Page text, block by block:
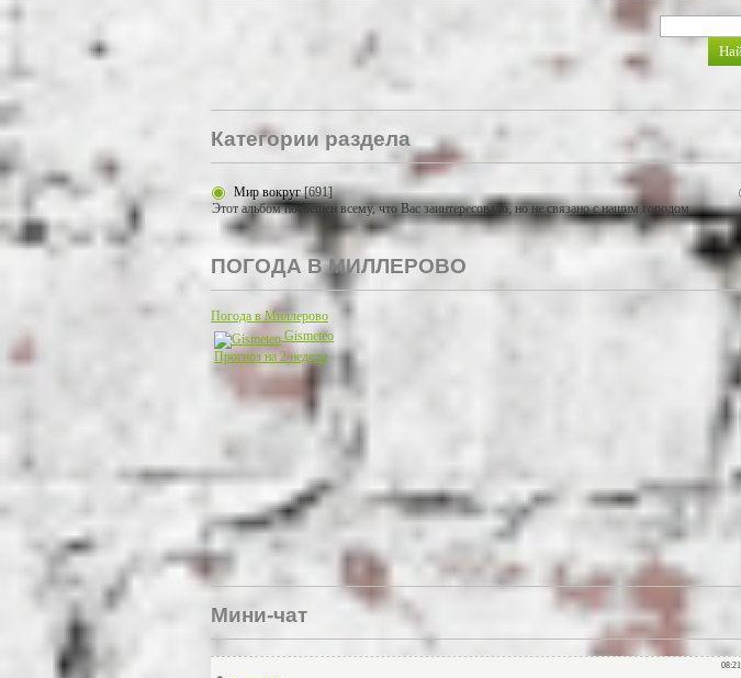
Категории раздела
Мир вокруг [691]
Этот альбом посвещен всему, что Вас заинтересовало, но не связано с нашим городом
ПОГОДА В МИЛЛЕРОВО
Погода в Миллерово
Gismeteo
Прогноз на 2 недели
Мини-чат